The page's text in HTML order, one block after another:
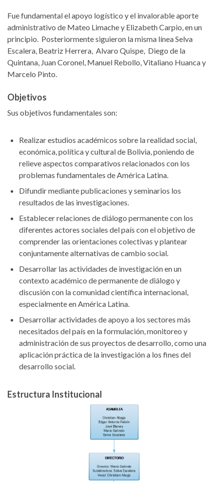
Fue fundamental el apoyo logístico y el invalorable aporte
administrativo de Mateo Limache y Elizabeth Carpio, en un
principio. Posteriormente siguieron la misma línea Selva
Escalera, Beatriz Herrera, Alvaro Quispe, Diego de la
Quintana, Juan Coronel, Manuel Rebollo, Vitaliano Huanca y
Marcelo Pinto.
Objetivos
Sus objetivos fundamentales son:
Realizar estudios académicos sobre la realidad social,
económica, política y cultural de Bolivia, poniendo de
relieve aspectos comparativos relacionados con los
problemas fundamentales de América Latina.
Difundir mediante publicaciones y seminarios los
resultados de las investigaciones.
Establecer relaciones de diálogo permanente con los
diferentes actores sociales del país con el objetivo de
comprender las orientaciones colectivas y plantear
conjuntamente alternativas de cambio social.
Desarrollar las actividades de investigación en un
contexto académico de permanente de diálogo y
discusión con la comunidad científica internacional,
especialmente en América Latina.
Desarrollar actividades de apoyo a los sectores más
necesitados del país en la formulación, monitoreo y
administración de sus proyectos de desarrollo, como una
aplicación práctica de la investigación a los fines del
desarrollo social.
Estructura Institucional